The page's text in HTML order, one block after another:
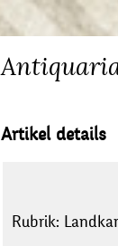
Artikel details
Rubrik: